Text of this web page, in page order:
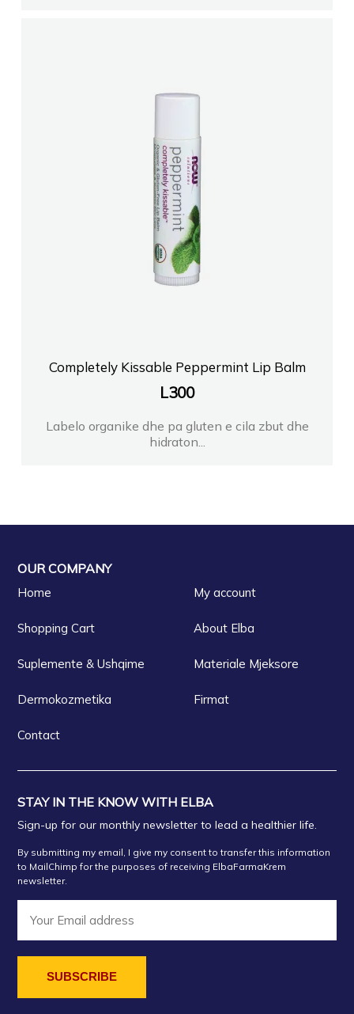
Completely Kissable Peppermint Lip Balm
L300
Labelo organike dhe pa gluten e cila zbut dhe
hidraton...
OUR COMPANY
Home My account
Shopping Cart About Elba
Suplemente & Ushqime Materiale Mjeksore
Dermokozmetika Firmat
Contact
STAY IN THE KNOW WITH ELBA
Sign-up for our monthly newsletter to lead a healthier life.
By submitting my email, I give my consent to transfer this information
to MailChimp for the purposes of receiving ElbaFarmaKrem
newsletter.